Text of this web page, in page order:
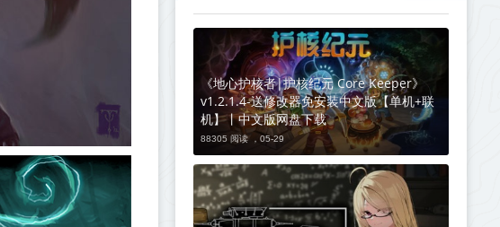
《地心护核者|护核纪元 Core Keeper》
v1.2.1.4-送修改器免安装中文版【单机+联
机】丨中文版网盘下载
88305 阅读 ， 05-29